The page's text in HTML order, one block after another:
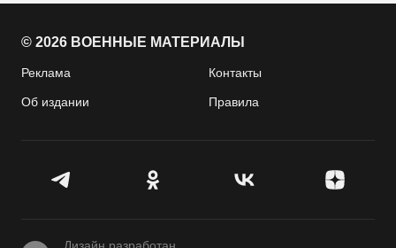
© 2026 ВОЕННЫЕ МАТЕРИАЛЫ
Реклама Контакты
Об издании Правила